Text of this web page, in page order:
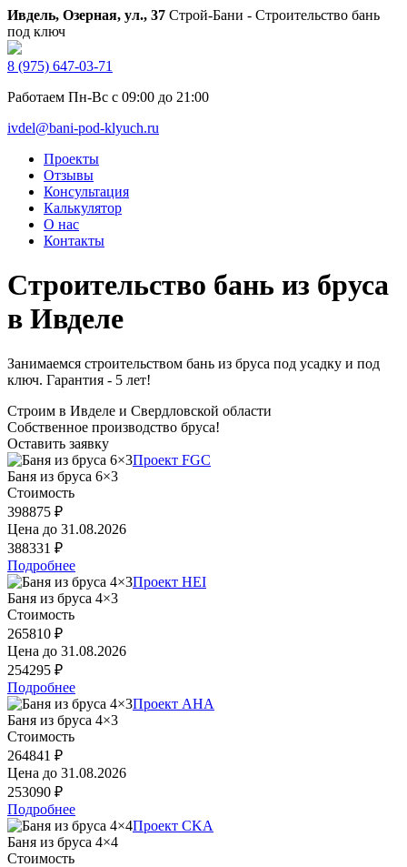
Ивдель, Озерная, ул., 37 Строй-Бани - Строительство бань
под ключ
8 (975) 647-03-71
Работаем Пн-Вс с 09:00 до 21:00
ivdel@bani-pod-klyuch.ru
Проекты
Отзывы
Консультация
Калькулятор
О нас
Контакты
Строительство бань из бруса
в Ивделе
Занимаемся строительством бань из бруса под усадку и под
ключ. Гарантия - 5 лет!
Строим в Ивделе и Свердловской области
Собственное производство бруса!
Оставить заявку
Проект FGC
Баня из бруса 6×3
Стоимость
398875 ₽
Цена до 31.08.2026
388331 ₽
Подробнее
Проект HEI
Баня из бруса 4×3
Стоимость
265810 ₽
Цена до 31.08.2026
254295 ₽
Подробнее
Проект AHA
Баня из бруса 4×3
Стоимость
264841 ₽
Цена до 31.08.2026
253090 ₽
Подробнее
Проект CKA
Баня из бруса 4×4
Стоимость